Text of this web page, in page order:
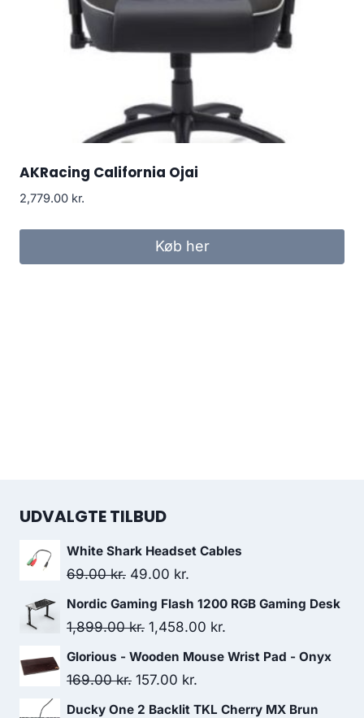
AKRacing California Ojai
2,779.00 kr.
Køb her
UDVALGTE TILBUD
White Shark Headset Cables
69.00kr. Original
price
was:
49.00 kr.
price
is:
Nordic Gaming Flash 1200 RGB Gaming Desk
1,899.00kr. Original
price
was:
1,458.00 kr.
price
Glorious - Wooden Mouse Wrist Pad - Onyx
169.00kr. Original
price
157.00 kr.
price
Ducky One 2 Backlit TKL Cherry MX Brun